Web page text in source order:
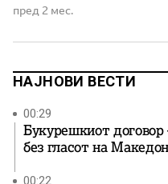
инвестиции, поддршка на
домашниот производ и
Македонија ќе ги
пред 2 мес.
НАЈНОВИ ВЕСТИ
00:29
Букурешкиот
без гласот на
00:22